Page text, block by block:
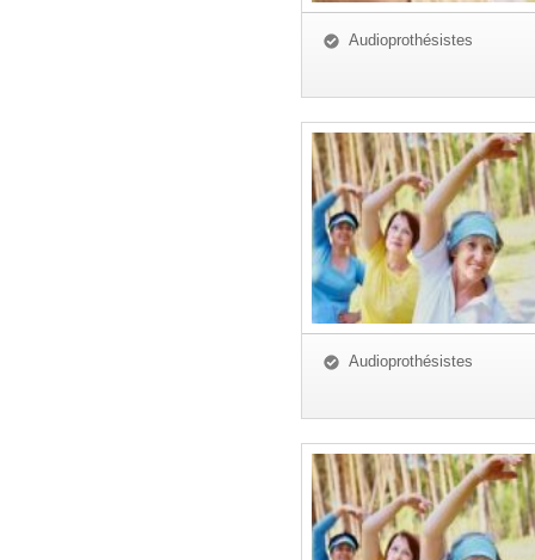
Audioprothésistes
Audioprothésistes